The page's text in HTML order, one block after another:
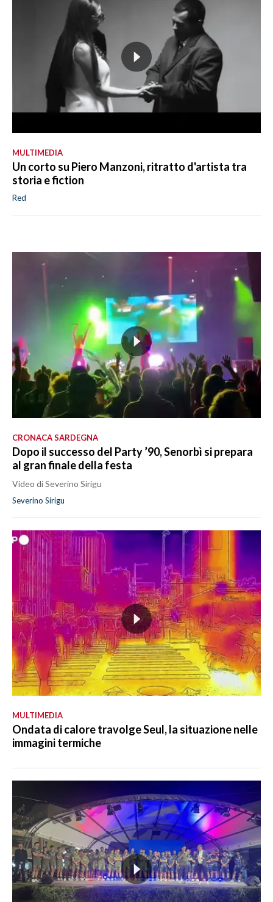
MULTIMEDIA
Un corto su Piero Manzoni, ritratto d'artista tra
storia e fiction
Red
CRONACA SARDEGNA
Dopo il successo del Party ’90, Senorbì si prepara
al gran finale della festa
Video di Severino Sirigu
Severino Sirigu
MULTIMEDIA
Ondata di calore travolge Seul, la situazione nelle
immagini termiche